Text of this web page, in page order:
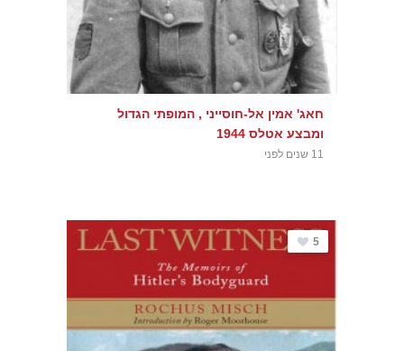
חאג' אמין אל-חוסייני , המופתי הגדול
ומבצע אטלס 1944
11 שנים לפני
5